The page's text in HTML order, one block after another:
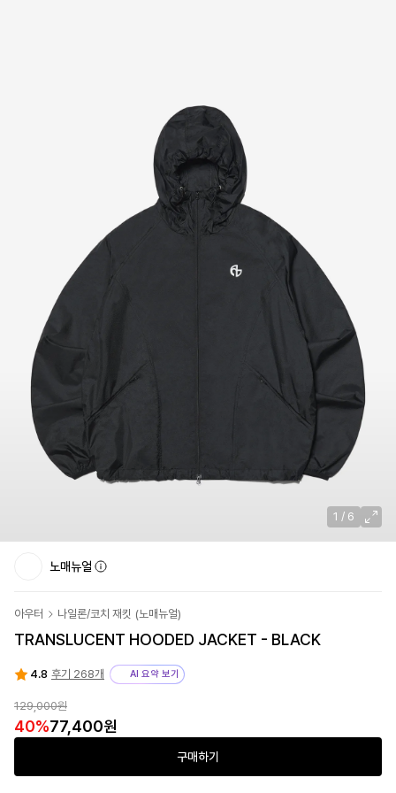
1 / 6
노매뉴얼
아우터 나일론/코치 재킷 (노매뉴얼)
TRANSLUCENT HOODED JACKET - BLACK
4.8 후기 268개 AI 요약 보기
129,000원
40%77,400원
구매하기